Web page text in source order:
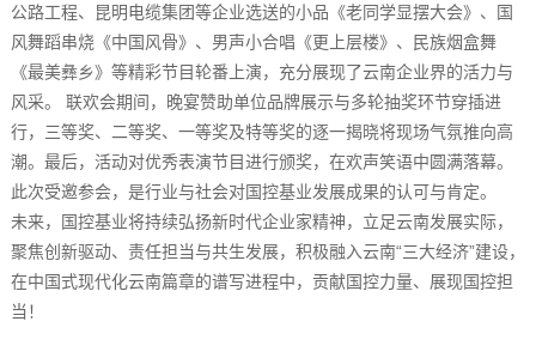
公路工程、昆明电缆集团等企业选送的小品《老同学显摆大会》、国
风舞蹈串烧《中国风骨》、男声小合唱《更上层楼》、民族烟盒舞
《最美彝乡》等精彩节目轮番上演，充分展现了云南企业界的活力与
风采。 联欢会期间，晚宴赞助单位品牌展示与多轮抽奖环节穿插进
行，三等奖、二等奖、一等奖及特等奖的逐一揭晓将现场气氛推向高
潮。最后，活动对优秀表演节目进行颁奖，在欢声笑语中圆满落幕。
此次受邀参会，是行业与社会对国控基业发展成果的认可与肯定。
未来，国控基业将持续弘扬新时代企业家精神，立足云南发展实际，
聚焦创新驱动、责任担当与共生发展，积极融入云南“三大经济”建设，
在中国式现代化云南篇章的谱写进程中，贡献国控力量、展现国控担
当！